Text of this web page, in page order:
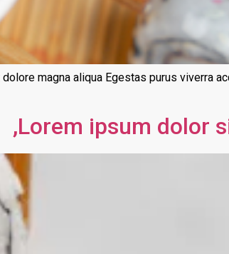
magna aliqua Egestas purus viverra
Lorem ipsum dolor